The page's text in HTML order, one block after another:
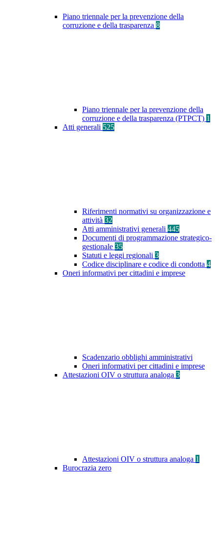
Piano triennale per la prevenzione della
corruzione e della trasparenza 8
Piano triennale per la prevenzione della
corruzione e della trasparenza (PTPCT) 1
Atti generali 525
Riferimenti normativi su organizzazione e
attività 32
Atti amministrativi generali 445
Documenti di programmazione strategico-
gestionale 35
Statuti e leggi regionali 3
Codice disciplinare e codice di condotta 4
Oneri informativi per cittadini e imprese
Scadenzario obblighi amministrativi
Oneri informativi per cittadini e imprese
Attestazioni OIV o struttura analoga 3
Attestazioni OIV o struttura analoga 1
Burocrazia zero